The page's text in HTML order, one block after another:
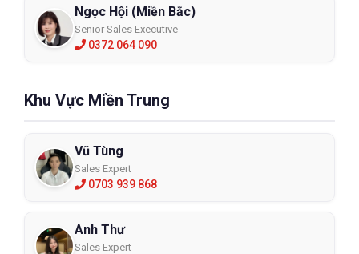
Ngọc Hội (Miền Bắc)
Senior Sales Executive
0372 064 090
Khu Vực Miền Trung
Vũ Tùng
Sales Expert
0703 939 868
Anh Thư
Sales Expert